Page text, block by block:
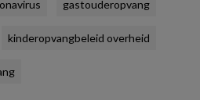
gastouderopvang
kinderopvangbeleid overheid